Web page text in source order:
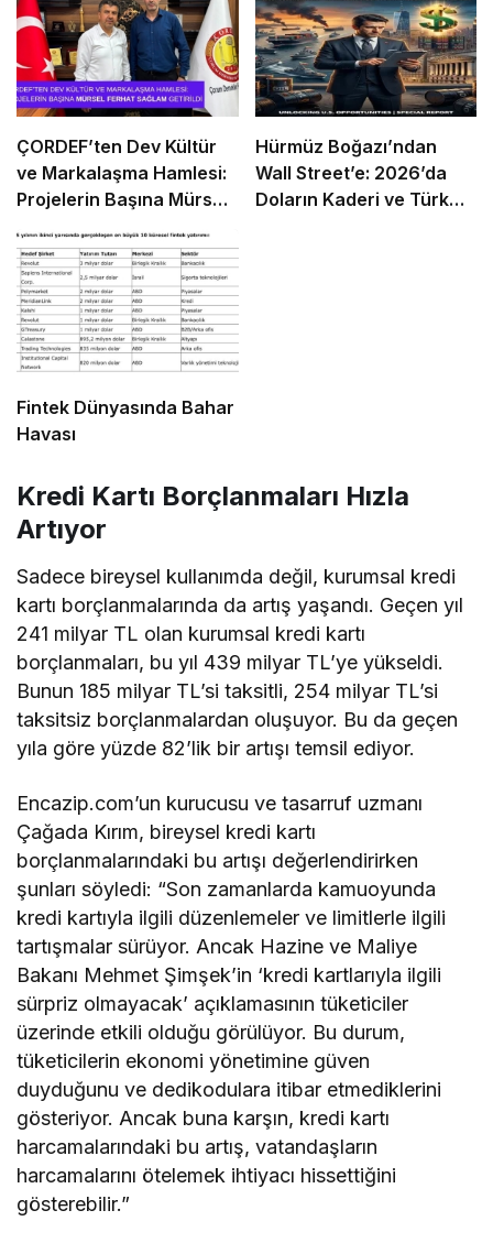
ÇORDEF’ten Dev Kültür
ve Markalaşma Hamlesi:
Projelerin Başına Mürsel
Hürmüz Boğazı’ndan
Wall Street’e: 2026’da
Doların Kaderi ve Türk
Fintek Dünyasında Bahar
Havası
Kredi Kartı Borçlanmaları Hızla
Artıyor
Sadece bireysel kullanımda değil, kurumsal kredi
kartı borçlanmalarında da artış yaşandı. Geçen yıl
241 milyar TL olan kurumsal kredi kartı
borçlanmaları, bu yıl 439 milyar TL’ye yükseldi.
Bunun 185 milyar TL’si taksitli, 254 milyar TL’si
taksitsiz borçlanmalardan oluşuyor. Bu da geçen
yıla göre yüzde 82’lik bir artışı temsil ediyor.
Encazip.com’un kurucusu ve tasarruf uzmanı
Çağada Kırım, bireysel kredi kartı
borçlanmalarındaki bu artışı değerlendirirken
şunları söyledi: “Son zamanlarda kamuoyunda
kredi kartıyla ilgili düzenlemeler ve limitlerle ilgili
tartışmalar sürüyor. Ancak Hazine ve Maliye
Bakanı Mehmet Şimşek’in ‘kredi kartlarıyla ilgili
sürpriz olmayacak’ açıklamasının tüketiciler
üzerinde etkili olduğu görülüyor. Bu durum,
tüketicilerin ekonomi yönetimine güven
duyduğunu ve dedikodulara itibar etmediklerini
gösteriyor. Ancak buna karşın, kredi kartı
harcamalarındaki bu artış, vatandaşların
harcamalarını ötelemek ihtiyacı hissettiğini
gösterebilir.”